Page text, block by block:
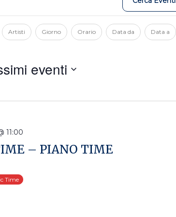
Artisti Giorno Orario Data da Data a
eventi
– PIANO TIME
11:00
Time